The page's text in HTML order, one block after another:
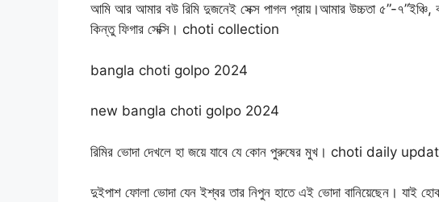
আমি আর আমার বউ রিমি দুজনেই সেক্স পাগল প্রায়।আমার উচ্চতা ৫”-
কিন্তু ফিগার সেক্সি। choti collection
bangla choti golpo 2024
new bangla choti golpo 2024
রিমির ভোদা দেখলে হা জয়ে যাবে যে কোন পুরুষের মুখ। choti daily
দুইপাশ ফোলা ভোদা যেন ইশ্বর তার নিপুন হাতে এই ভোদা বানিয়েছেন। যাই